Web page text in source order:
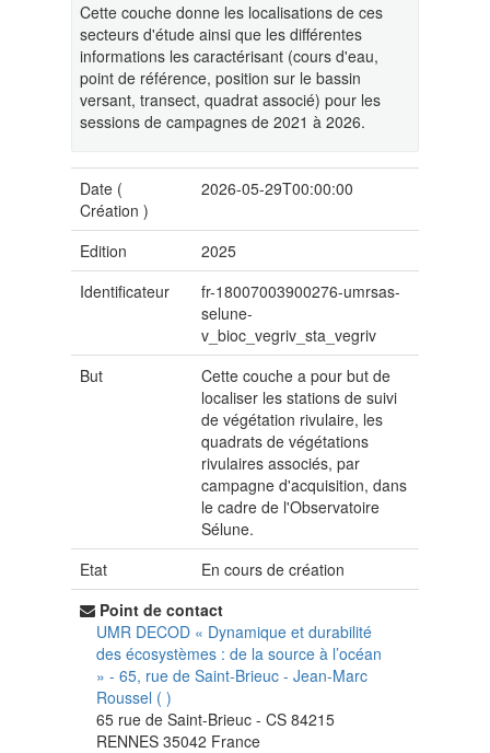
Cette couche donne les localisations de ces
secteurs d'étude ainsi que les différentes
informations les caractérisant (cours d'eau,
point de référence, position sur le bassin
versant, transect, quadrat associé) pour les
sessions de campagnes de 2021 à 2026.
Date (
Création )
2026-05-29T00:00:00
Edition
2025
Identificateur
fr-18007003900276-umrsas-
selune-
v_bioc_vegriv_sta_vegriv
But
Cette couche a pour but de
localiser les stations de suivi
de végétation rivulaire, les
quadrats de végétations
rivulaires associés, par
campagne d'acquisition, dans
le cadre de l'Observatoire
Sélune.
Etat
En cours de création
Point de contact
UMR DECOD « Dynamique et durabilité
des écosystèmes : de la source à l’océan
» - 65, rue de Saint-Brieuc - Jean-Marc
Roussel ( )
65 rue de Saint-Brieuc - CS 84215
RENNES 35042 France